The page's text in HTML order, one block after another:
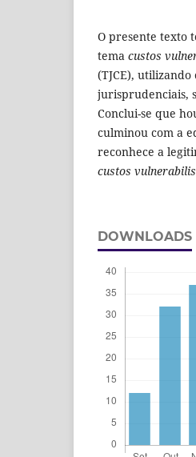
O presente texto
tema custos
(TJCE),
jurisprudenciais,
Conclui-se que
culminou com a
reconhece a
custos vulnerabilis
DOWNLOADS